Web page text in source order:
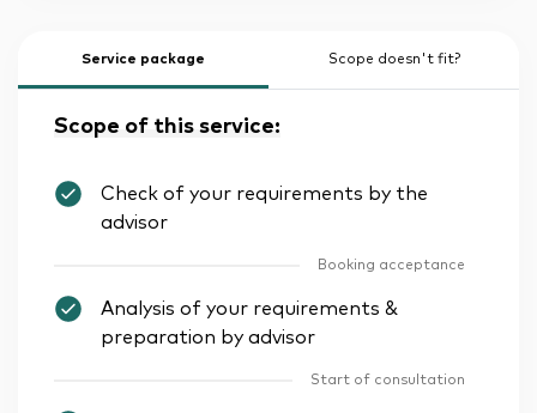
Service package Scope doesn't fit?
Scope of this service:
Check of your requirements by the
advisor
Booking acceptance
Analysis of your requirements &
preparation by advisor
Start of consultation